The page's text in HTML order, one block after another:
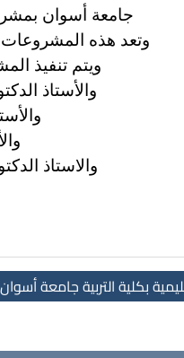
جامعة أسوان
وتعد هذه المشروعات
ويتم تنفيذ
والأستاذ
والاستاذ
بكلية التربية جامعة أسوان